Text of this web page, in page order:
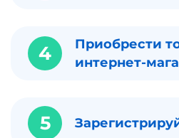
4
Приобрести
интернет-
5